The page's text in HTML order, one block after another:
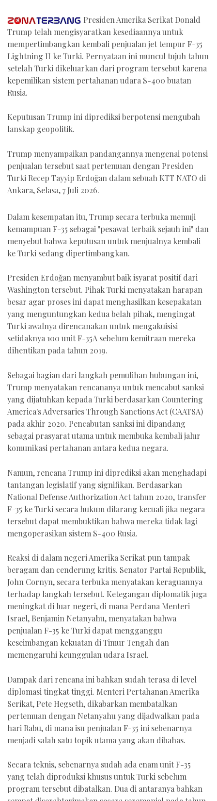
Presiden Amerika Serikat Donald
Trump telah mengisyaratkan kesediaannya untuk
mempertimbangkan kembali penjualan jet tempur F-35
Lightning II ke Turki. Pernyataan ini muncul tujuh tahun
setelah Turki dikeluarkan dari program tersebut karena
kepemilikan sistem pertahanan udara S-400 buatan
Rusia.
Keputusan Trump ini diprediksi berpotensi mengubah
lanskap geopolitik.
Trump menyampaikan pandangannya mengenai potensi
penjualan tersebut saat pertemuan dengan Presiden
Turki Recep Tayyip Erdoğan dalam sebuah KTT NATO di
Ankara, Selasa, 7 Juli 2026.
Dalam kesempatan itu, Trump secara terbuka memuji
kemampuan F-35 sebagai "pesawat terbaik sejauh ini" dan
menyebut bahwa keputusan untuk menjualnya kembali
ke Turki sedang dipertimbangkan.
Presiden Erdoğan menyambut baik isyarat positif dari
Washington tersebut. Pihak Turki menyatakan harapan
besar agar proses ini dapat menghasilkan kesepakatan
yang menguntungkan kedua belah pihak, mengingat
Turki awalnya direncanakan untuk mengakuisisi
setidaknya 100 unit F-35A sebelum kemitraan mereka
dihentikan pada tahun 2019.
Sebagai bagian dari langkah pemulihan hubungan ini,
Trump menyatakan rencananya untuk mencabut sanksi
yang dijatuhkan kepada Turki berdasarkan Countering
America's Adversaries Through Sanctions Act (CAATSA)
pada akhir 2020. Pencabutan sanksi ini dipandang
sebagai prasyarat utama untuk membuka kembali jalur
komunikasi pertahanan antara kedua negara.
Namun, rencana Trump ini diprediksi akan menghadapi
tantangan legislatif yang signifikan. Berdasarkan
National Defense Authorization Act tahun 2020, transfer
F-35 ke Turki secara hukum dilarang kecuali jika negara
tersebut dapat membuktikan bahwa mereka tidak lagi
mengoperasikan sistem S-400 Rusia.
Reaksi di dalam negeri Amerika Serikat pun tampak
beragam dan cenderung kritis. Senator Partai Republik,
John Cornyn, secara terbuka menyatakan keraguannya
terhadap langkah tersebut. Ketegangan diplomatik juga
meningkat di luar negeri, di mana Perdana Menteri
Israel, Benjamin Netanyahu, menyatakan bahwa
penjualan F-35 ke Turki dapat mengganggu
keseimbangan kekuatan di Timur Tengah dan
memengaruhi keunggulan udara Israel.
Dampak dari rencana ini bahkan sudah terasa di level
diplomasi tingkat tinggi. Menteri Pertahanan Amerika
Serikat, Pete Hegseth, dikabarkan membatalkan
pertemuan dengan Netanyahu yang dijadwalkan pada
hari Rabu, di mana isu penjualan F-35 ini sebenarnya
menjadi salah satu topik utama yang akan dibahas.
Secara teknis, sebenarnya sudah ada enam unit F-35
yang telah diproduksi khusus untuk Turki sebelum
program tersebut dibatalkan. Dua di antaranya bahkan